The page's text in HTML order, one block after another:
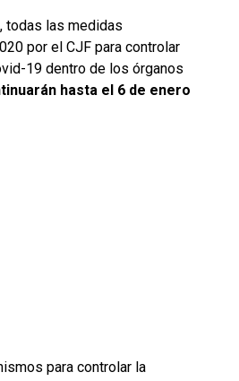
todas las medidas
por el CJF para controlar
19 dentro de los órganos
hasta el 6 de enero
para controlar la